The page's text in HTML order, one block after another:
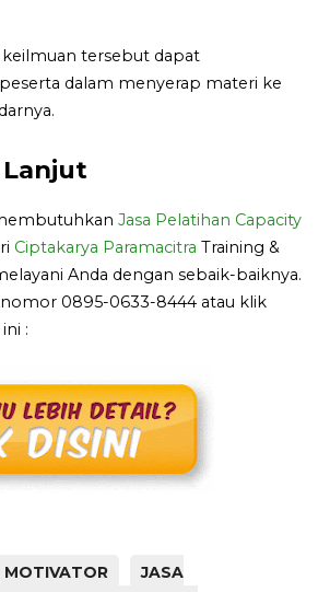
tersebut dapat
dalam menyerap materi ke
Jasa Pelatihan Capacity
Ciptakarya Paramacitra Training &
Anda dengan sebaik-baiknya.
0895-0633-8444 atau klik
:
MOTIVATOR
JASA